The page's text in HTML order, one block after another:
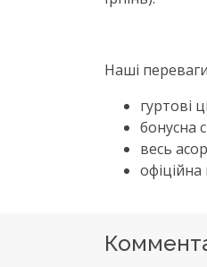
Наші
гуртові
бонусна
весь
офіційна